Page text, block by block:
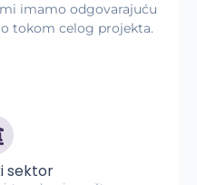
imamo odgovarajuću
tokom celog projekta.
sektor